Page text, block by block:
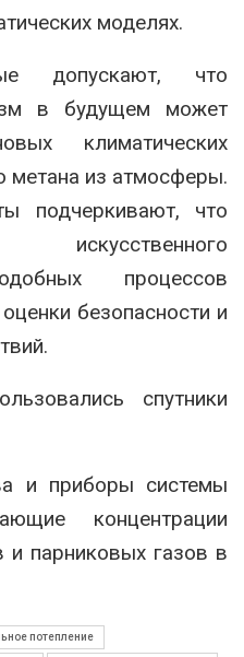
моделях.
допускают, что
в будущем может
климатических
метана из атмосферы.
подчеркивают, что
процессов
безопасности и
спутники
и приборы системы
концентрации
парниковых газов в
потепление